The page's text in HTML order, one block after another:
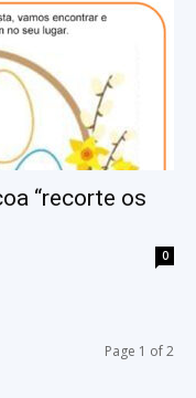
“recorte os
0
Page 1 of 2